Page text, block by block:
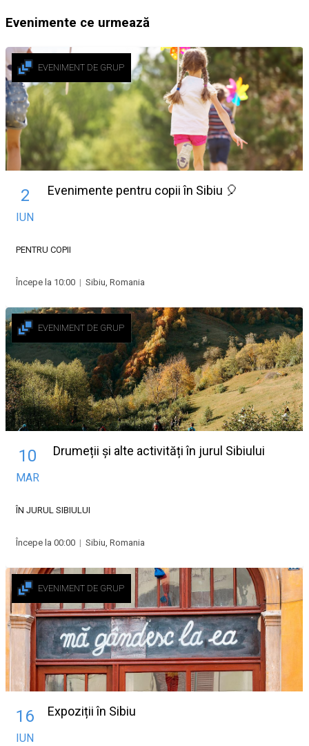
Evenimente ce urmează
EVENIMENT DE GRUP
2
IUN
Evenimente pentru copii în Sibiu 🎈
PENTRU COPII
Începe la 10:00 | Sibiu, Romania
EVENIMENT DE GRUP
10
MAR
Drumeții și alte activități în jurul Sibiului
ÎN JURUL SIBIULUI
Începe la 00:00 | Sibiu, Romania
EVENIMENT DE GRUP
16
IUN
Expoziții în Sibiu